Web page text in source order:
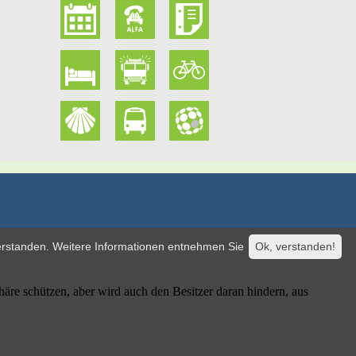
Ok, verstanden!
Weitere Informationen entnehmen Sie